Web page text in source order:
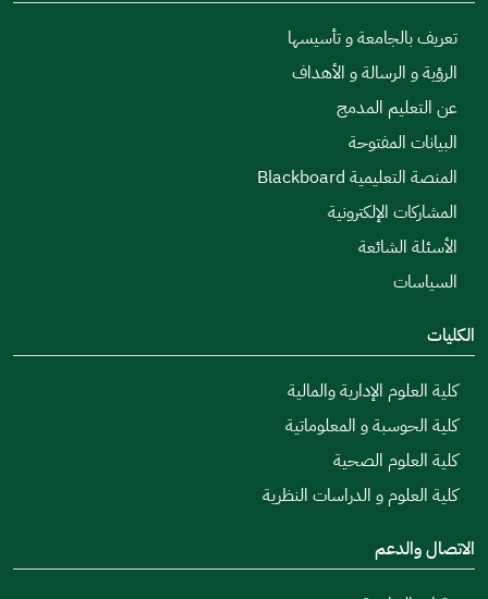
تعريف بالجامعة و تأسيسها
الرؤية و الرسالة و الأهداف
عن التعليم المدمج
البيانات المفتوحة
المنصة التعليمية Blackboard
المشاركات الإلكترونية
الأسئلة الشائعة
السياسات
الكليات
كلية العلوم الإدارية والمالية
كلية الحوسبة و المعلوماتية
كلية العلوم الصحية
كلية العلوم و الدراسات النظرية
الاتصال والدعم